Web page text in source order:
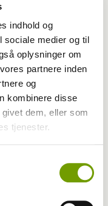
indhold og
sociale medier og til
oplysninger om
partnere inden
og
kombinere disse
dem, eller som
tjenester.
om nyt